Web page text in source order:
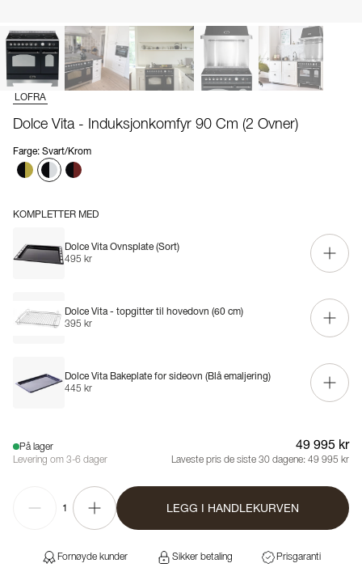
LOFRA
Dolce Vita - Induksjonkomfyr 90 Cm (2 Ovner)
Farge: Svart/Krom
KOMPLETTER MED
Dolce Vita Ovnsplate (Sort)
495 kr
Dolce Vita - topgitter til hovedovn (60 cm)
395 kr
Dolce Vita Bakeplate for sideovn (Blå emaljering)
445 kr
På lager
Levering om 3-6 dager
49 995 kr
Laveste pris de siste 30 dagene: 49 995 kr
1 LEGG I HANDLEKURVEN
Fornøyde kunder Sikker betaling Prisgaranti